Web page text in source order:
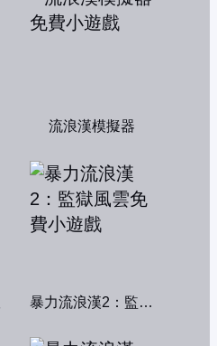
流浪漢模擬器
暴力流浪漢2：監獄風雲